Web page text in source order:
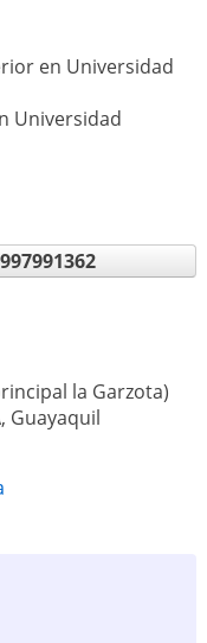
en Universidad
Universidad
la Garzota)
Guayaquil